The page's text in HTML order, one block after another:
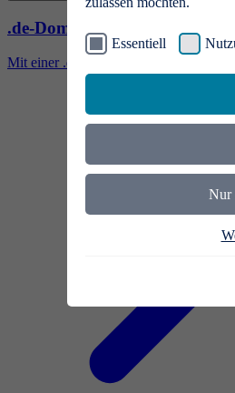
Essentiell
Nur
.de-Domains
Mit einer .de-Domain erhalten Ideen